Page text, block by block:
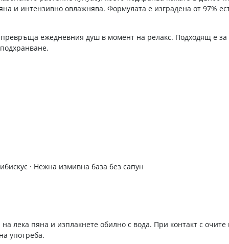
и интензивно овлажнява. Формулата е изградена от 97%
ежедневния душ в момент на релакс. Подходящ е за
· Нежна измивна база без сапун
лека пяна и изплакнете обилно с вода. При контакт с очите
употреба.